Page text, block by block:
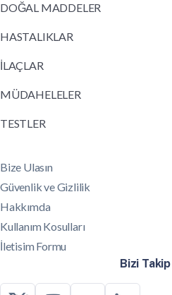
DOĞAL MADDELER
HASTALIKLAR
İLAÇLAR
MÜDAHELELER
TESTLER
Bize Ulasın
Güvenlik ve Gizlilik
Hakkımda
Kullanım Kosulları
İletisim Formu
Bizi